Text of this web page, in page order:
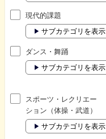
現代的課題
サブカテゴリを表示
ダンス・舞踊
サブカテゴリを表示
スポーツ・レクリエー
ション（体操・武道）
サブカテゴリを表示